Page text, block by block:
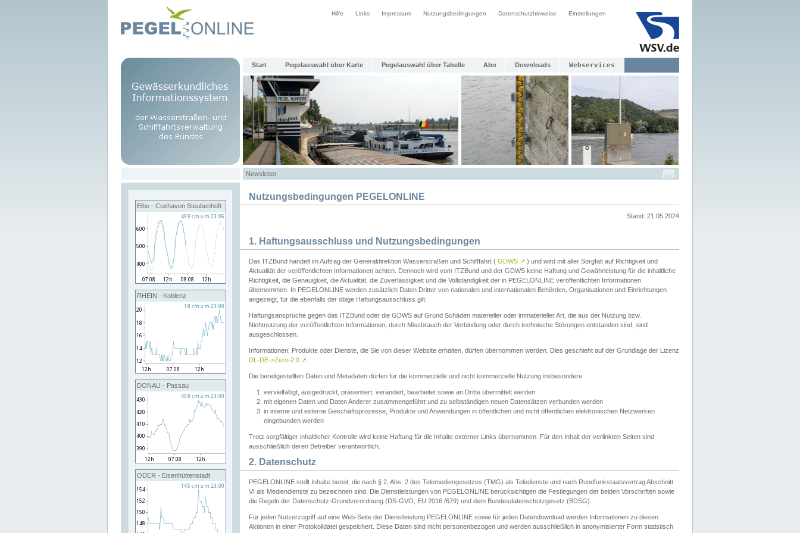
Hilfe Links Impressum Nutzungsbedingungen Datenschutzhinweise Einstellungen
Start Pegelauswahl über Karte Pegelauswahl über Tabelle Abo Downloads Webservices
Newsletter
Elbe - Cuxhaven Steubenhöft
RHEIN - Koblenz
DONAU - Passau
ODER - Eisenhüttenstadt
Nutzungsbedingungen PEGELONLINE
Stand: 21.05.2024
1. Haftungsausschluss und Nutzungsbedingungen
Das ITZBund handelt im Auftrag der Generaldirektion Wasserstraßen und Schifffahrt ( GDWS ↗ ) und wird mit aller Sorgfalt auf Richtigkeit und
Aktualität der veröffentlichten Informationen achten. Dennoch wird vom ITZBund und der GDWS keine Haftung und Gewährleistung für die inhaltliche
Richtigkeit, die Genauigkeit, die Aktualität, die Zuverlässigkeit und die Vollständigkeit der in PEGELONLINE veröffentlichten Informationen
übernommen. In PEGELONLINE werden zusätzlich Daten Dritter von nationalen und internationalen Behörden, Organisationen und Einrichtungen
angezeigt, für die ebenfalls der obige Haftungsausschluss gilt.
Haftungsansprüche gegen das ITZBund oder die GDWS auf Grund Schäden materieller oder immaterieller Art, die aus der Nutzung bzw.
Nichtnutzung der veröffentlichten Informationen, durch Missbrauch der Verbindung oder durch technische Störungen entstanden sind, sind
ausgeschlossen.
Informationen, Produkte oder Dienste, die Sie von dieser Website erhalten, dürfen übernommen werden. Dies geschieht auf der Grundlage der Lizenz
DL-DE->Zero-2.0 ↗
Die bereitgestellten Daten und Metadaten dürfen für die kommerzielle und nicht kommerzielle Nutzung insbesondere
vervielfältigt, ausgedruckt, präsentiert, verändert, bearbeitet sowie an Dritte übermittelt werden
mit eigenen Daten und Daten Anderer zusammengeführt und zu selbständigen neuen Datensätzen verbunden werden
in interne und externe Geschäftsprozesse, Produkte und Anwendungen in öffentlichen und nicht öffentlichen elektronischen Netzwerken
eingebunden werden
Trotz sorgfältiger inhaltlicher Kontrolle wird keine Haftung für die Inhalte externer Links übernommen. Für den Inhalt der verlinkten Seiten sind
ausschließlich deren Betreiber verantwortlich.
2. Datenschutz
PEGELONLINE stellt Inhalte bereit, die nach § 2, Abs. 2 des Telemediengesetzes (TMG) als Teledienste und nach Rundfunkstaatsvertrag Abschnitt
VI als Mediendienste zu bezeichnen sind. Die Dienstleistungen von PEGELONLINE berücksichtigen die Festlegungen der beiden Vorschriften sowie
die Regeln der Datenschutz-Grundverordnung (DS-GVO, EU 2016 /679) und dem Bundesdatenschutzgesetz (BDSG).
Für jeden Nutzerzugriff auf eine Web-Seite der Dienstleistung PEGELONLINE sowie für jeden Datendownload werden Informationen zu diesen
Aktionen in einer Protokolldatei gespeichert. Diese Daten sind nicht personenbezogen und werden ausschließlich in anonymisierter Form statistisch